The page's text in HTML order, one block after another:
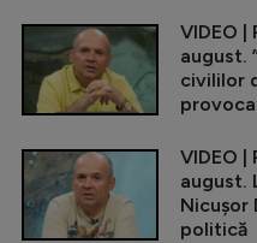
VIDEO |
august.
civililor
VIDEO |
august.
Nicușor
politică